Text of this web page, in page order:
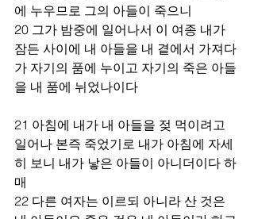
에 누우므로 그의 아들이 죽으니
20 그가 밤중에 일어나서 이 여종 내가
잠든 사이에 내 아들을 내 곁에서 가져다
가 자기의 품에 누이고 자기의 죽은 아들
을 내 품에 뉘었나이다
21 아침에 내가 내 아들을 젖 먹이려고
일어나 본즉 죽었기로 내가 아침에 자세
히 보니 내가 낳은 아들이 아니더이다 하
매
22 다른 여자는 이르되 아니라 산 것은